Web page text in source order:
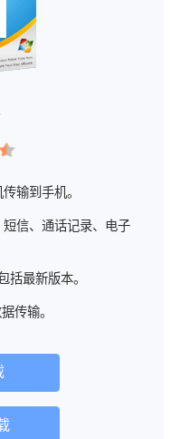
输到手机。
信、通话记录、电子
最新版本。
传输。